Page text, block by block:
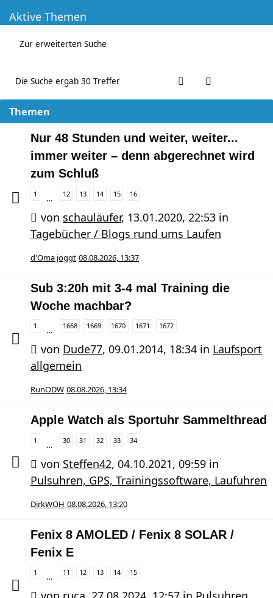
Aktive Themen
Zur erweiterten Suche
Die Suche ergab 30 Treffer
Themen
Nur 48 Stunden und weiter, weiter...
immer weiter – denn abgerechnet wird
zum Schluß
1 … 12 13 14 15 16
von schauläufer, 13.01.2020, 22:53 in
Tagebücher / Blogs rund ums Laufen
d'Oma joggt 08.08.2026, 13:37
Sub 3:20h mit 3-4 mal Training die
Woche machbar?
1 … 1668 1669 1670 1671 1672
von Dude77, 09.01.2014, 18:34 in Laufsport
allgemein
RunODW 08.08.2026, 13:34
Apple Watch als Sportuhr Sammelthread
1 … 30 31 32 33 34
von Steffen42, 04.10.2021, 09:59 in
Pulsuhren, GPS, Trainingssoftware, Laufuhren
DirkWOH 08.08.2026, 13:20
Fenix 8 AMOLED / Fenix 8 SOLAR /
Fenix E
1 … 11 12 13 14 15